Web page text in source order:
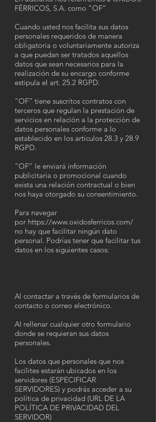
FÉRRICOS, S.A. como “OF”
Cuando usted nos facilita sus datos
personales requeridos de manera
obligatoria o voluntariamente autoriza
a que puedan ser tratados aquellos
datos que sean necesarios para la
realización de su encargo conforme
estipula el art. 25.2 RGPD.
“OF” tiene suscritos contratos con
terceros que regulan la prestación de
servicios en relación a la protección de
datos personales conforme a lo
establecido en los artículos 28.3 y 28.9
RGPD.
“OF” le enviará información
publicitaria o promocional cuando
exista una relación contractual o bien
nos haya otorgado su consentimiento.
Para navegar
por https://www.oxidosferricos.com/
no hay que facilitar ningún dato
personal. Podrías tener que facilitar tus
datos en los siguientes casos:
Al contactar a través de formularios de
contacto o correo electrónico.
Al rellenar cualquier otro formulario
donde se requieran sus datos
personales.
Los datos que personales que nos
facilites estarán ubicados en los
servidores (ESPECIFICAR
SERVIDORES) y podrás acceder a su
política de privacidad (URL DE LA
POLÍTICA DE PRIVACIDAD DEL
SERVIDOR)